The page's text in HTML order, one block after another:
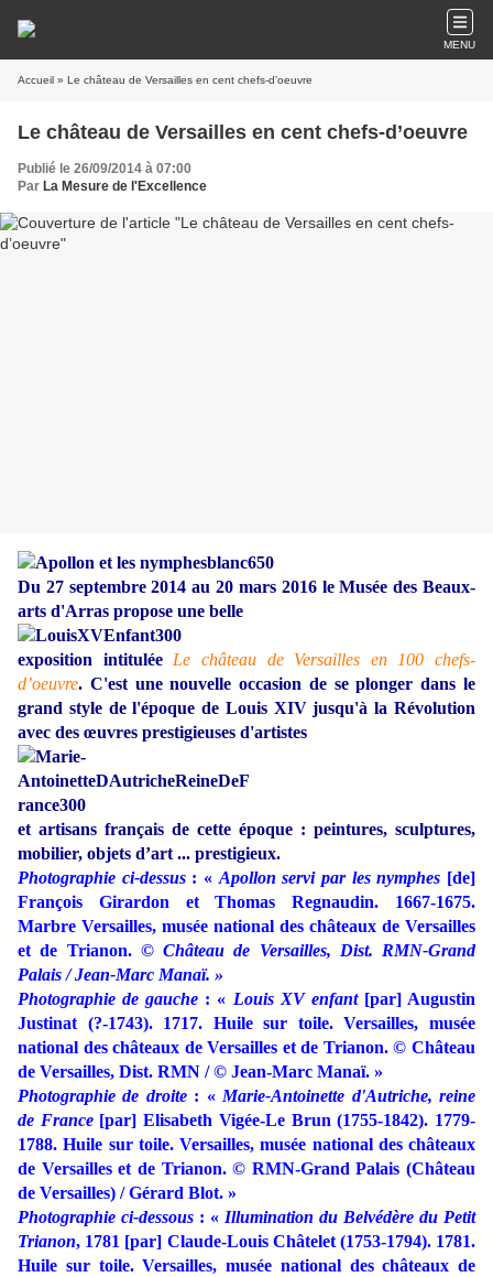
MENU
Accueil » Le château de Versailles en cent chefs-d’oeuvre
Le château de Versailles en cent chefs-d’oeuvre
Publié le 26/09/2014 à 07:00
Par La Mesure de l'Excellence
Du 27 septembre 2014 au 20 mars 2016 le Musée des Beaux-
arts d'Arras propose une belle
exposition intitulée
Le château de Versailles en 100 chefs-
d’oeuvre. C'est une nouvelle occasion de se plonger dans le
grand style de l'époque de Louis XIV jusqu'à la Révolution
avec des œuvres prestigieuses d'artistes
et artisans français de cette époque : peintures, sculptures,
mobilier, objets d’art ... prestigieux.
Photographie ci-dessus: « Apollon servi par les nymphes [de]
François Girardon et Thomas Regnaudin. 1667‐1675.
Marbre Versailles, musée national des châteaux de Versailles
et de Trianon. © Château de Versailles, Dist. RMN‐Grand
Palais / Jean‐Marc Manaï. »
Photographie de gauche : « Louis XV enfant[par] Augustin
Justinat (?‐1743). 1717. Huile sur toile. Versailles, musée
national des châteaux de Versailles et de Trianon. © Château
de Versailles, Dist. RMN / © Jean‐Marc Manaï. »
Photographie de droite: « Marie‐Antoinette d'Autriche, reine
de France[par] Elisabeth Vigée‐Le Brun (1755‐1842). 1779‐
1788. Huile sur toile. Versailles, musée national des châteaux
de Versailles et de Trianon. © RMN‐Grand Palais (Château
de Versailles) / Gérard Blot. »
Photographie ci-dessous : « Illumination du Belvédère du Petit
Trianon, 1781 [par] Claude‐Louis Châtelet (1753‐1794). 1781.
Huile sur toile. Versailles, musée national des châteaux de